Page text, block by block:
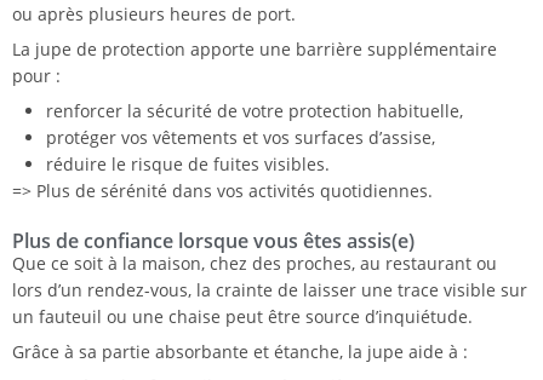
ou après plusieurs heures de port.
La jupe de protection apporte une barrière supplémentaire
pour :
renforcer la sécurité de votre protection habituelle,
protéger vos vêtements et vos surfaces d’assise,
réduire le risque de fuites visibles.
=> Plus de sérénité dans vos activités quotidiennes.
Plus de confiance lorsque vous êtes assis(e)
Que ce soit à la maison, chez des proches, au restaurant ou
lors d’un rendez-vous, la crainte de laisser une trace visible sur
un fauteuil ou une chaise peut être source d’inquiétude.
Grâce à sa partie absorbante et étanche, la jupe aide à :